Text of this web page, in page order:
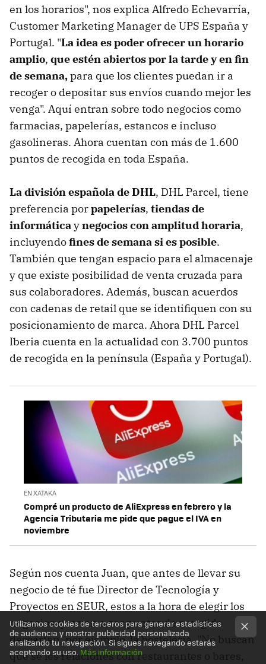
en los horarios", nos explica Alfredo Echevarría,
Customer Marketing Manager de UPS España y
Portugal. "La idea es poder ofrecer un horario
amplio, que estén abiertos por la tarde y en fin
de semana,para que los clientes puedan ir a
recoger o depositar sus envíos cuando mejor les
venga". Aquí entran sobre todo negocios como
farmacias, papelerías, estancos e incluso
gasolineras. Ahora cuentan con más de 1.600
puntos de recogida en toda España.
La división española de DHL, DHL Parcel, tiene
preferencia porpapelerías, tiendas de
informáticaynegocios con amplitud horaria,
incluyendofines de semana si es posible.
También que tengan espacio para el almacenaje
y que existe posibilidad de venta cruzada para
sus colaboradores. Además, buscan acuerdos
con cadenas de retail que se identifiquen con su
posicionamiento de marca. Ahora DHL Parcel
Iberia cuenta en la actualidad con 3.700 puntos
de recogida en la península (España y Portugal).
EN XATAKA
Compré un producto de AliExpress en febrero y la
Agencia Tributaria me pide que pague el IVA en
noviembre
Según nos cuenta Juan, que antes de llevar su
negocio de té fue Director de Tecnología y
Proyectos en SEUR, estos a la hora de elegir los
negocios que van a ser puntos de recogida
descartan, por ejemplo, la hostelería. "No buscan
que se les relaciones con restaurantes o bares,
Utilizamos cookies de terceros para generar estadísticas
de audiencia y mostrar publicidad personalizada
analizando tu navegación. Si sigues navegando estarás
aceptando su uso. Más información